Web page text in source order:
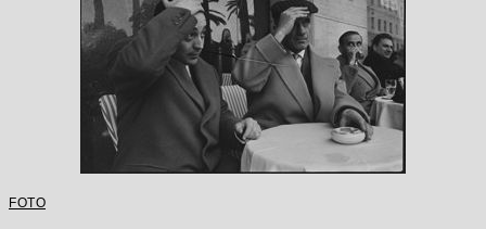
FOTO